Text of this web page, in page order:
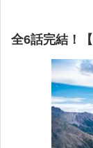
全6話完結！